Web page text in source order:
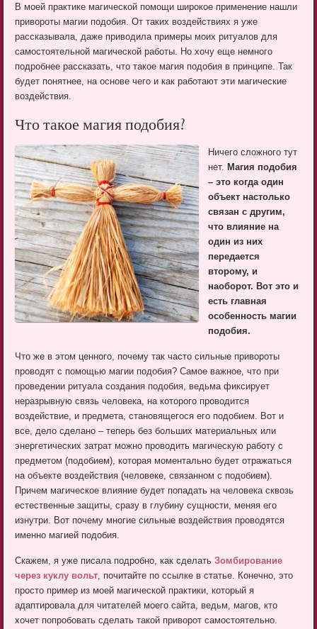
В моей практике магической помощи широкое применение нашли
привороты магии подобия. От таких воздействиях я уже
рассказывала, даже приводила примеры моих ритуалов для
самостоятельной магической работы. Но хочу еще немного
подробнее рассказать, что такое магия подобия в принципе. Так
будет понятнее, на основе чего и как работают эти магические
воздействия.
Что такое магия подобия?
Ничего сложного тут
нет. Магия подобия
– это когда один
объект настолько
связан с другим,
что влияние на
один из них
передается
второму, и
наоборот. Вот это и
есть главная
особенность магии
подобия.
Что же в этом ценного, почему так часто сильные привороты
проводят с помощью магии подобия? Самое важное, что при
проведении ритуала создания подобия, ведьма фиксирует
неразрывную связь человека, на которого проводится
воздействие, и предмета, становящегося его подобием. Вот и
все, дело сделано – теперь без больших материальных или
энергетических затрат можно проводить магическую работу с
предметом (подобием), которая моментально будет отражаться
на объекте воздействия (человеке, связанном с подобием).
Причем магическое влияние будет попадать на человека сквозь
естественные защиты, сразу в глубину сущности, меняя его
изнутри. Вот почему многие сильные воздействия проводятся
именно магией подобия.
Скажем, я уже писала подробно, как сделатьЗомбирование
через куклу вольт, почитайте по ссылке в статье. Конечно, это
просто пример из моей магической практики, который я
адаптировала для читателей моего сайта, ведьм, магов, кто
хочет попробовать сделать такой приворот самостоятельно.